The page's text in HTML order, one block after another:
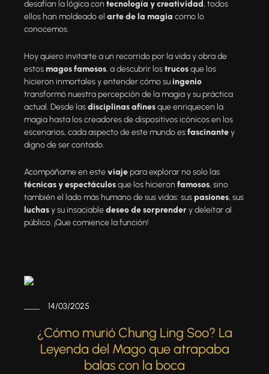
desafían la lógica con tecnología y creatividad, todos
ellos han moldeado el arte de la magia como lo
conocemos.
Hoy quiero invitarte a un recorrido por la vida y obra de
estosmagos famosos, a descubrir lostrucosque los
hicieron inmortales y entender cómo suingenio
transformó nuestra percepción de la magia y su práctica
actual. Desde lasdisciplinas afinesque enriquecen la
magia hasta los creadores de dispositivos icónicos en los
escenarios, cada aspecto de este mundo esfascinantey
digno de ser contado.
Acompáñame en esteviajepara explorar no solo las
técnicas y espectáculosque los hicieron famosos, sino
también el lado más humano de sus vidas: suspasiones, sus
luchasy su insaciabledeseo de sorprendery deleitar al
público. ¡Que comience la función!
14/03/2025
¿Cómo murió Chung Ling Soo? La
Leyenda del Mago que atrapaba
balas con la boca